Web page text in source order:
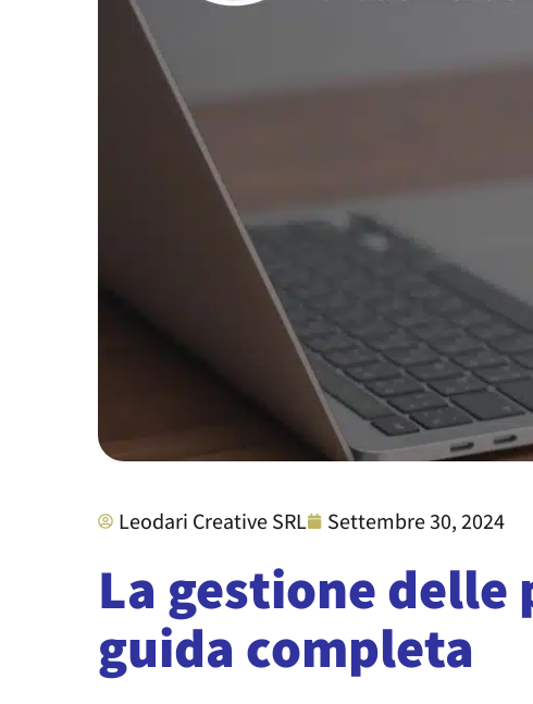
Leodari Creative SRL Settembre 30, 2024
La gestione
guida completa